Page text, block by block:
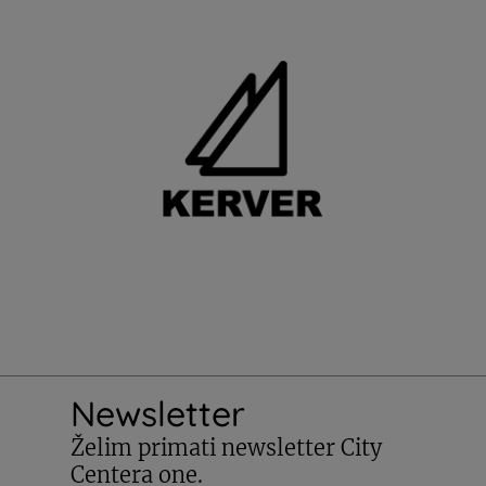
Newsletter
Želim primati newsletter City
Centera one.